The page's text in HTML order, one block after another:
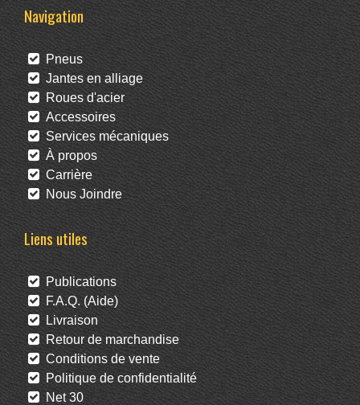
Navigation
Pneus
Jantes en alliage
Roues d'acier
Accessoires
Services mécaniques
À propos
Carrière
Nous Joindre
Liens utiles
Publications
F.A.Q. (Aide)
Livraison
Retour de marchandise
Conditions de vente
Politique de confidentialité
Net 30